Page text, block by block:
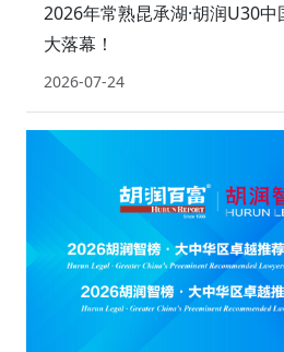
2026年常熟昆承湖·胡润U30
大落幕！
2026-07-24